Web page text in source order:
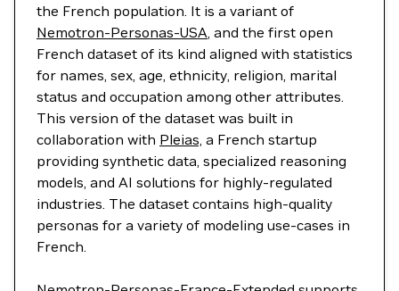
the French population. It is a variant of
Nemotron-Personas-USA , and the first open
French dataset of its kind aligned with statistics
for names, sex, age, ethnicity, religion, marital
status and occupation among other attributes.
This version of the dataset was built in
collaboration with Pleias, a French startup
providing synthetic data, specialized reasoning
models, and AI solutions for highly-regulated
industries. The dataset contains high-quality
personas for a variety of modeling use-cases in
French.